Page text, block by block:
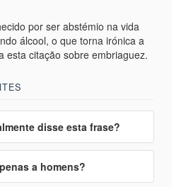
por ser abstémio na vida
álcool, o que torna irónica a
esta citação sobre embriaguez.
disse esta frase?
a homens?